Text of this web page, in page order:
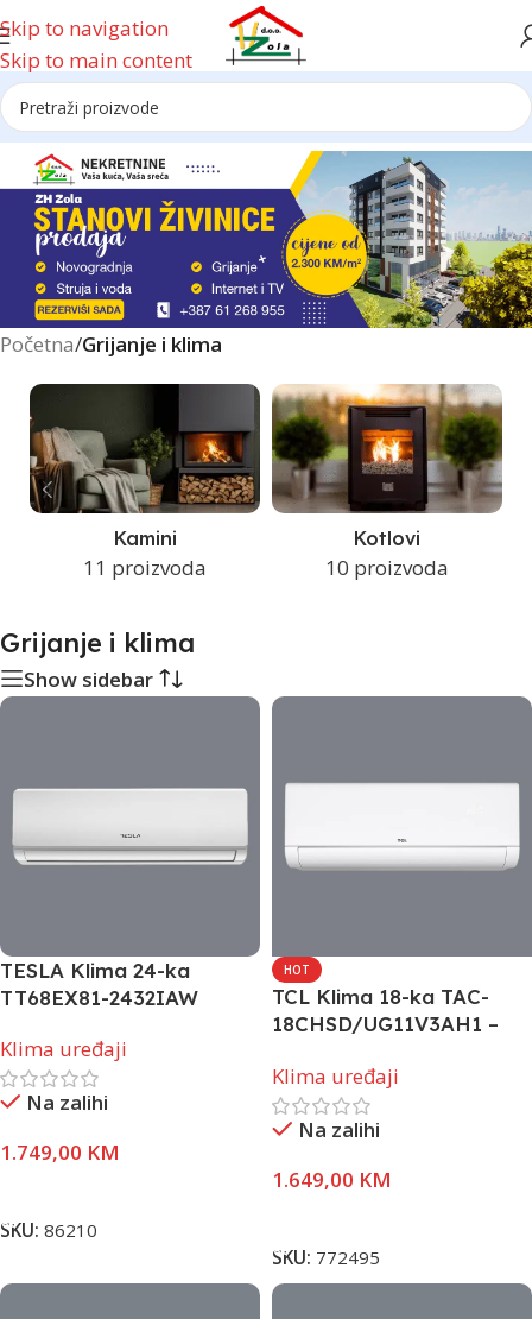
Skip to navigation
Skip to main content
Reklama
Početna/Grijanje i klima
Kamini
11 proizvoda
Kotlovi
10 proizvoda
Grijanje i klima
Show sidebar
TESLA Klima 24-ka
TT68EX81-2432IAW
Klima uređaji
Na zalihi
1.749,00 KM
SKU: 86210
HOT
TCL Klima 18-ka TAC-
18CHSD/UG11V3AH1 –
Klima uređaji
Na zalihi
1.649,00 KM
SKU: 772495